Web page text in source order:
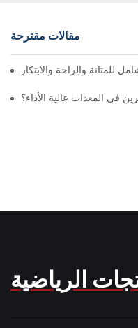
مقالات مقترحة
للمتانة والراحة والابتكار
في المعدات عالية الأداء؟
الرياضية